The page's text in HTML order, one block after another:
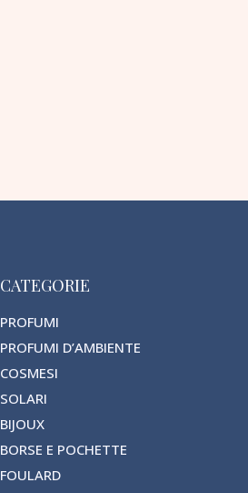
CATEGORIE
PROFUMI
PROFUMI D’AMBIENTE
COSMESI
SOLARI
BIJOUX
BORSE E POCHETTE
FOULARD